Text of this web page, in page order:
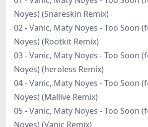
Noyes) (Snareskin Remix)
02 - Vanic, Maty Noyes - Too Soon
Noyes) (Rootkit Remix)
03 - Vanic, Maty Noyes - Too Soon
Noyes) (heroless Remix)
04 - Vanic, Maty Noyes - Too Soon
Noyes) (Mallive Remix)
05 - Vanic, Maty Noyes - Too Soon
Noyes) (Vanic Remix)